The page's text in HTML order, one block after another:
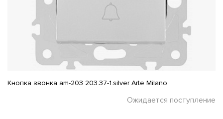
Кнопка звонка am-203 203.37-1.silver Arte Milano
Ожидается поступление